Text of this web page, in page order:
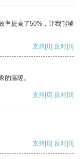
率提高了50%，让我能够
支持[0] 反对[0]
的温暖。
支持[0] 反对[0]
支持[0] 反对[0]